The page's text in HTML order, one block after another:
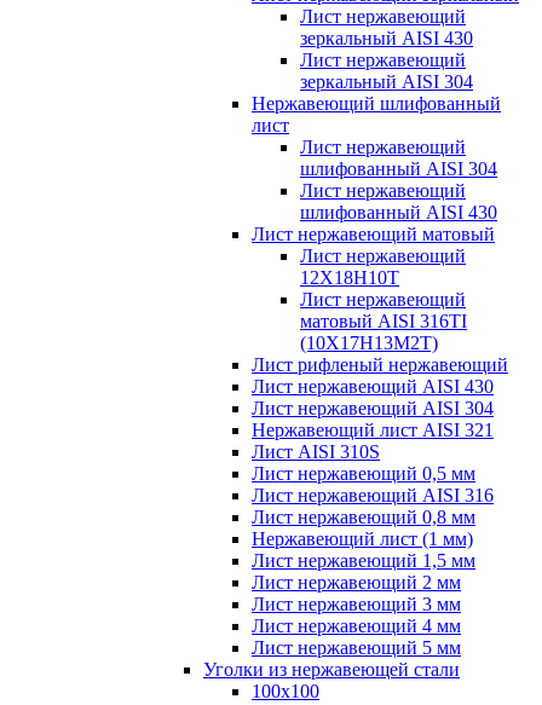
Лист нержавеющий
зеркальный AISI 430
Лист нержавеющий
зеркальный AISI 304
Нержавеющий шлифованный
лист
Лист нержавеющий
шлифованный AISI 304
Лист нержавеющий
шлифованный AISI 430
Лист нержавеющий матовый
Лист нержавеющий
12X18H10T
Лист нержавеющий
матовый AISI 316TI
(10Х17Н13М2Т)
Лист рифленый нержавеющий
Лист нержавеющий AISI 430
Лист нержавеющий AISI 304
Нержавеющий лист AISI 321
Лист AISI 310S
Лист нержавеющий 0,5 мм
Лист нержавеющий AISI 316
Лист нержавеющий 0,8 мм
Нержавеющий лист (1 мм)
Лист нержавеющий 1,5 мм
Лист нержавеющий 2 мм
Лист нержавеющий 3 мм
Лист нержавеющий 4 мм
Лист нержавеющий 5 мм
Уголки из нержавеющей стали
100х100